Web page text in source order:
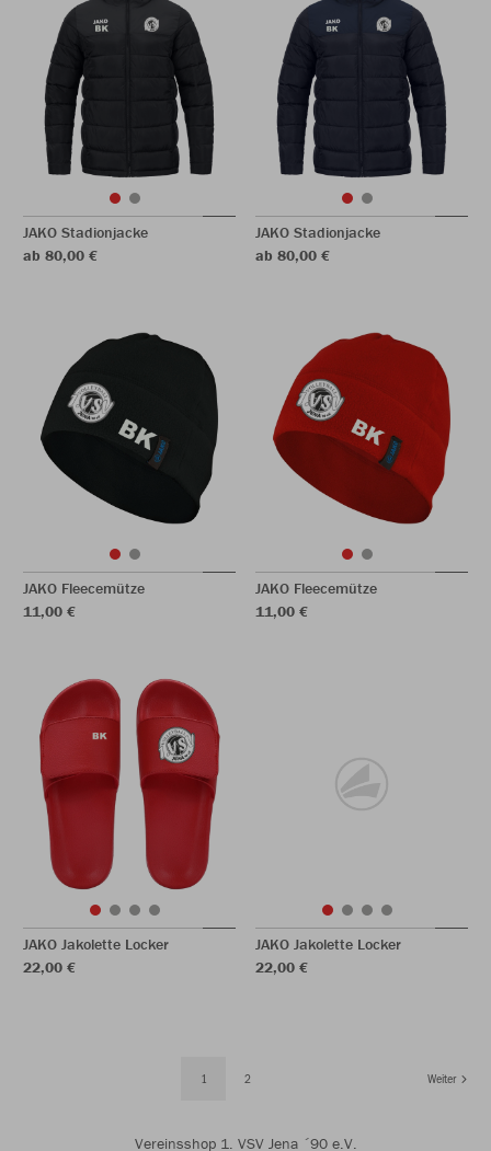
JAKO Stadionjacke
ab 80,00 €
JAKO Stadionjacke
ab 80,00 €
JAKO Fleecemütze
11,00 €
JAKO Fleecemütze
11,00 €
JAKO Jakolette Locker
22,00 €
JAKO Jakolette Locker
22,00 €
1 2 Weiter
Vereinsshop 1. VSV Jena ´90 e.V.